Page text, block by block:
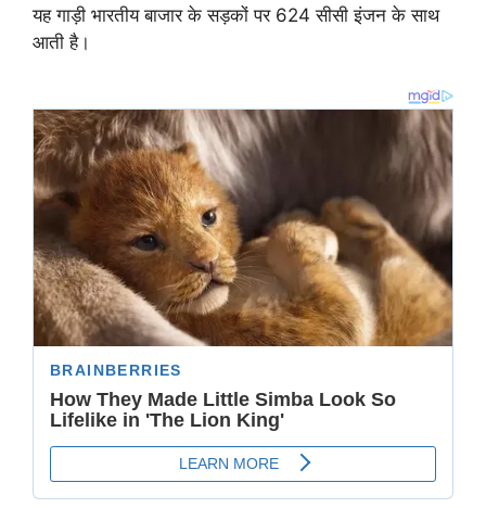
यह गाड़ी भारतीय बाजार के सड़कों पर 624 सीसी इंजन के साथ
आती है।